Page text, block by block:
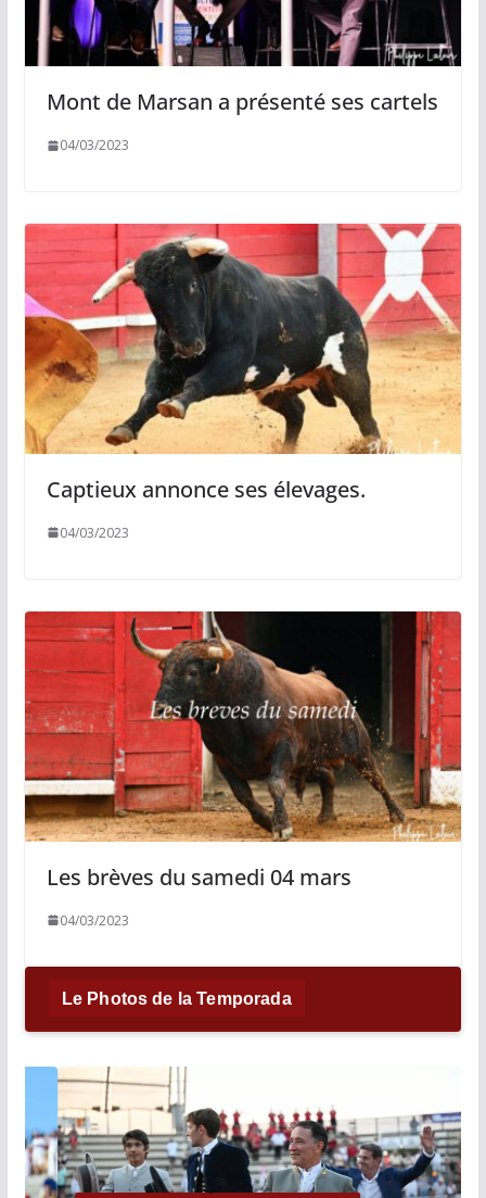
Mont de Marsan a présenté ses cartels
04/03/2023
Captieux annonce ses élevages.
04/03/2023
Les brèves du samedi 04 mars
04/03/2023
Le Photos de la Temporada